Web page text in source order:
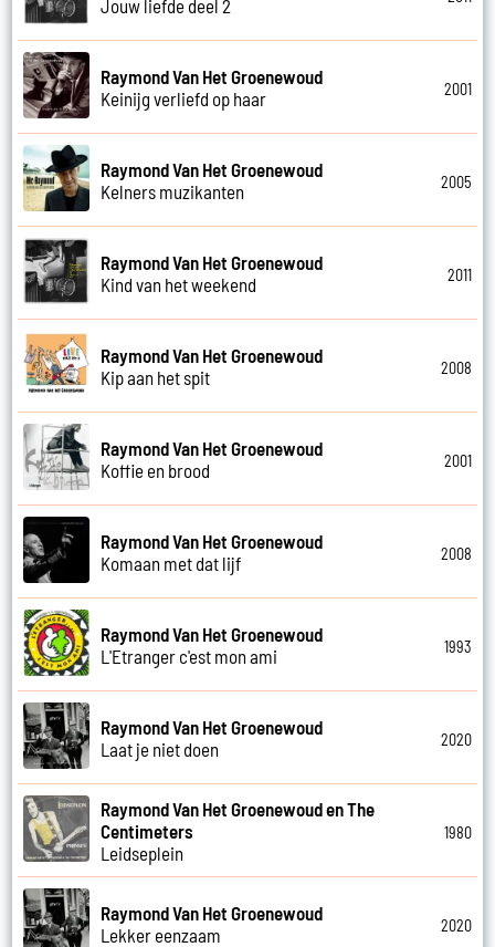
Jouw liefde deel 2
Raymond Van Het Groenewoud
Keinijg verliefd op haar
2001
Raymond Van Het Groenewoud
Kelners muzikanten
2005
Raymond Van Het Groenewoud
Kind van het weekend
2011
Raymond Van Het Groenewoud
Kip aan het spit
2008
Raymond Van Het Groenewoud
Koffie en brood
2001
Raymond Van Het Groenewoud
Komaan met dat lijf
2008
Raymond Van Het Groenewoud
L'Etranger c'est mon ami
1993
Raymond Van Het Groenewoud
Laat je niet doen
2020
Raymond Van Het Groenewoud en The
Centimeters
Leidseplein
1980
Raymond Van Het Groenewoud
Lekker eenzaam
2020